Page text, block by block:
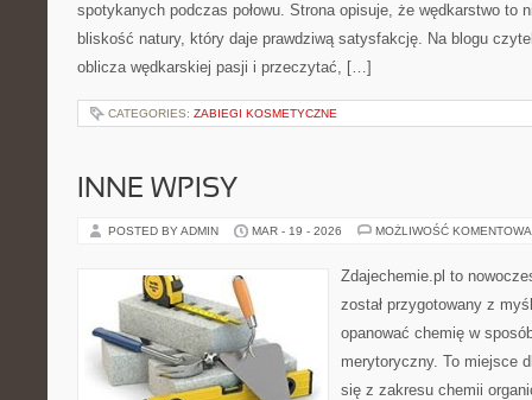
spotykanych podczas połowu. Strona opisuje, że wędkarstwo to
bliskość natury, który daje prawdziwą satysfakcję. Na blogu
oblicza wędkarskiej pasji i przeczytać, […]
CATEGORIES: ZABIEGI KOSMETYCZNE
INNE WPISY
POSTED BY ADMIN MAR - 19 - 2026 MOŻLIWOŚĆ
Zdajechemie.pl to
został przygotowany z
opanować chemię w
merytoryczny. To miejsce
się z zakresu chemii